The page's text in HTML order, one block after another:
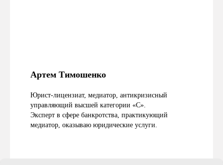
Артем Тимошенко
Юрист-лицензиат, медиатор, антикризисный
управляющий высшей категории «C».
Эксперт в сфере банкротства, практикующий
медиатор, оказываю юридические услуги.